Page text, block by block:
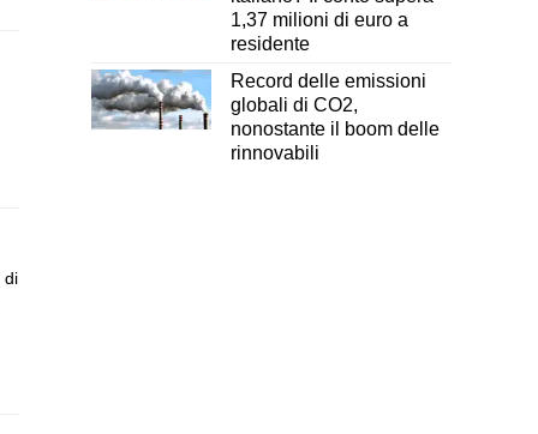
di
1,37 milioni di euro a
residente
Record delle emissioni
globali di CO2,
nonostante il boom delle
rinnovabili